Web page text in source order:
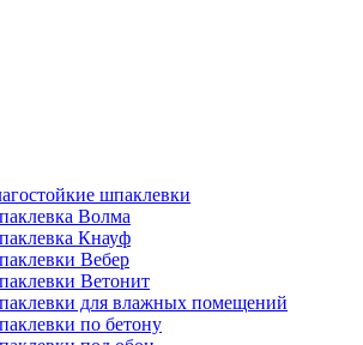
шпаклевки
Волма
Кнауф
Вебер
Ветонит
для влажных помещений
по бетону